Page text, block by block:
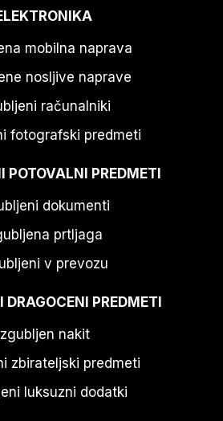
mobilna naprava
nosljive naprave
računalniki
fotografski predmeti
POTOVALNI PREDMETI
dokumenti
prtljaga
v prevozu
DRAGOCENI PREDMETI
nakit
zbirateljski predmeti
luksuzni dodatki